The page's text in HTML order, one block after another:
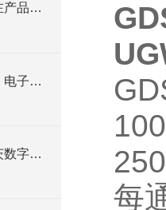
罗德与施瓦茨数字示波器在产品开发中的关键作用
罗德与施瓦茨数字示波器：电子工程师的精准测量设备
如何确保使用罗德与施瓦茨数字示波器的安全性？
每